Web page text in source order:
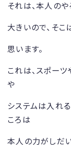
それは、本人の
大きいので、そ
思います。
これは、スポー
や
システムは入れ
ころは
本人の力がしだい